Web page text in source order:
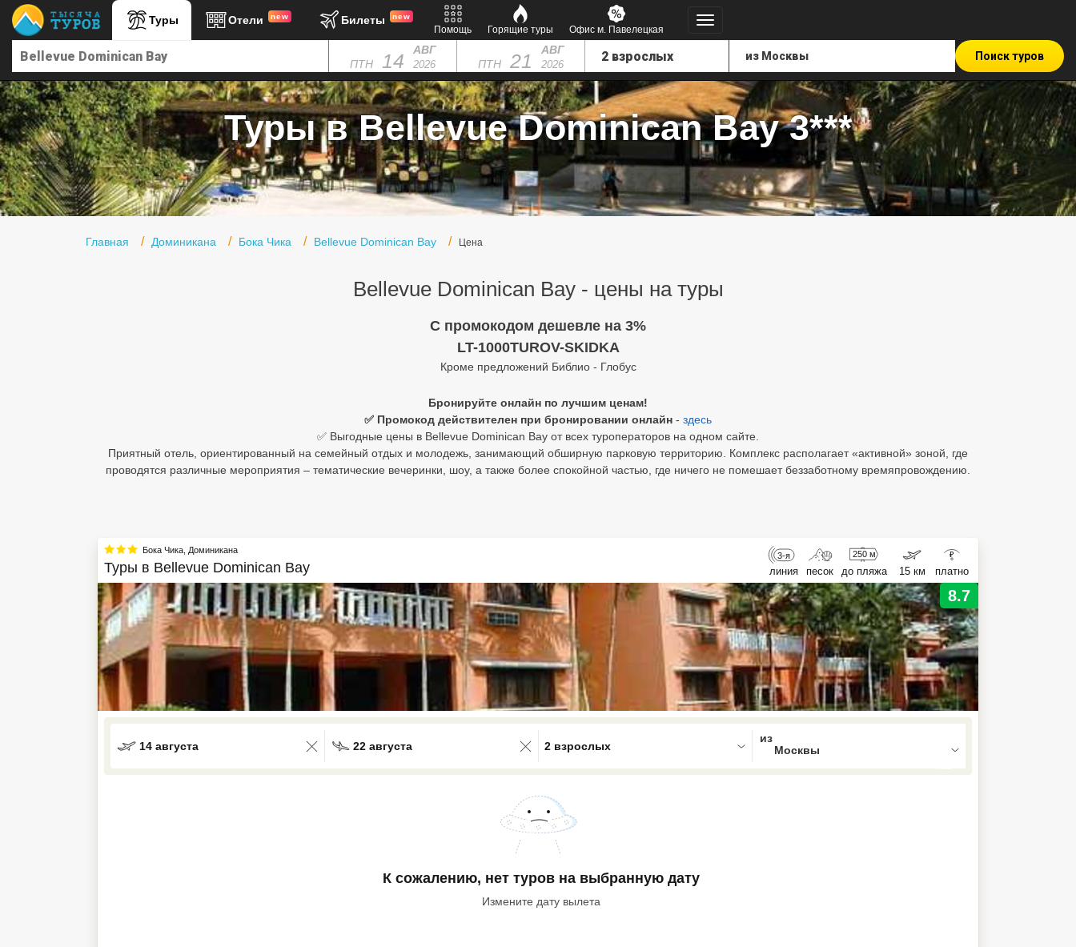
Туры Отели new Билеты new
Помощь Горящие туры Офис м. Павелецкая
ПТН 14 АВГ
2026 ПТН 21 АВГ
2026
Поиск туров
Туры в Bellevue Dominican Bay 3***
Главная Доминикана Бока Чика Bellevue Dominican Bay Цена
Bellevue Dominican Bay - цены на туры
C промокодом дешевле на 3%
LT-1000TUROV-SKIDKA
Кроме предложений Библио - Глобус
Бронируйте онлайн по лучшим ценам!
✅ Промокод действителен при бронировании онлайн - здесь
✅ Выгодные цены в Bellevue Dominican Bay от всех туроператоров на одном сайте.
Приятный отель, ориентированный на семейный отдых и молодежь, занимающий обширную парковую территорию. Комплекс располагает «активной» зоной, где
проводятся различные мероприятия – тематические вечеринки, шоу, а также более спокойной частью, где ничего не помешает беззаботному времяпровождению.
Бока Чика, Доминикана
Туры в Bellevue Dominican Bay
3-я
линия песок
250 м
до пляжа 15 км
₽
платно
8.7
14 августа 22 августа
0 results available. Select is focused , press Down to open the menu,
2 взрослых
К сожалению, нет туров на выбранную дату
Измените дату вылета
Главная
Туры в Турцию
Туры в Египет
Туры в ОАЭ
Офис г. Москва
Северный Гоа
Большой Сочи